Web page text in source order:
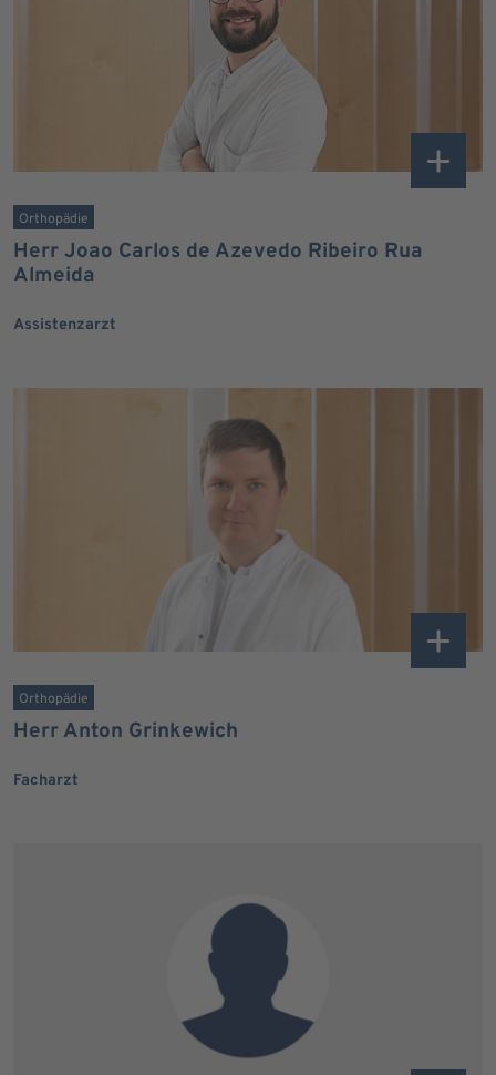
Orthopädie
Herr Joao Carlos de Azevedo Ribeiro Rua
Almeida
Assistenzarzt
Orthopädie
Herr Anton Grinkewich
Facharzt